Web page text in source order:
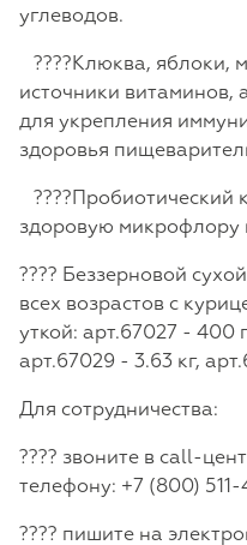
углеводов.
????Клюква, яблоки,
источники витаминов,
для укрепления
здоровья
????Пробиотический
здоровую микрофлору
???? Беззерновой
всех возрастов с
уткой: арт.67027 - 400
арт.67029 - 3.63 кг,
Для сотрудничества:
???? звоните в call-
телефону: +7 (800)
???? пишите на